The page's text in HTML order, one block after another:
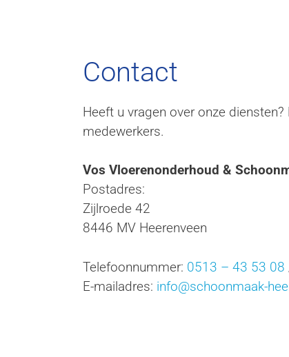
Conta
ct
Contact
Heeft u vragen over onze
medewerkers.
Vos Vloerenonderhoud &
Postadres:
Zijlroede 42
8446 MV Heerenveen
Telefoonnummer: 0513 – 43 53 08
E-mailadres: info@schoonmaak-